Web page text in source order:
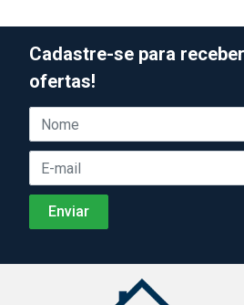
Cadastre-se para
ofertas!